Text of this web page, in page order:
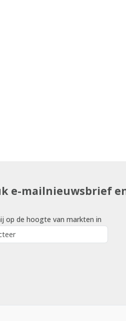
e-mailnieuwsbrief
op de hoogte van markten in